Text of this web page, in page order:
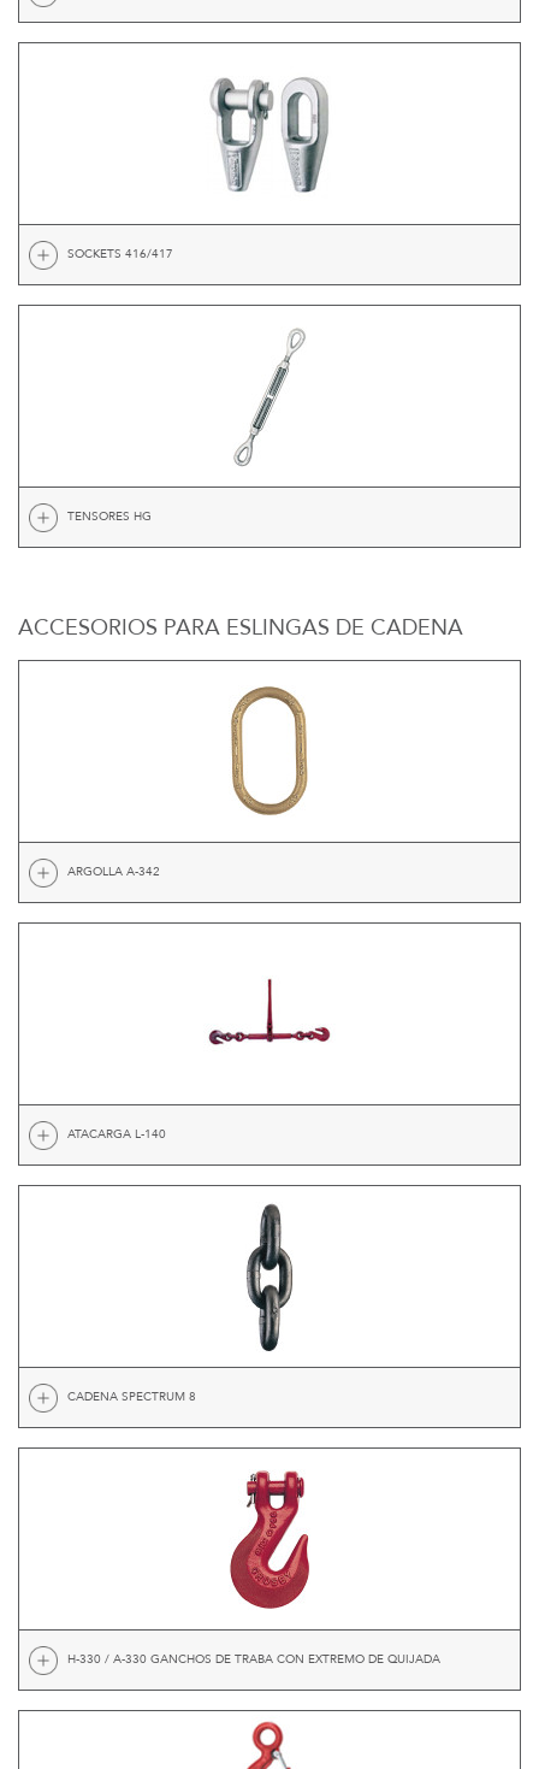
SOCKETS 416/417
TENSORES HG
ACCESORIOS PARA ESLINGAS DE CADENA
ARGOLLA A-342
ATACARGA L-140
CADENA SPECTRUM 8
H-330 / A-330 GANCHOS DE TRABA CON EXTREMO DE QUIJADA